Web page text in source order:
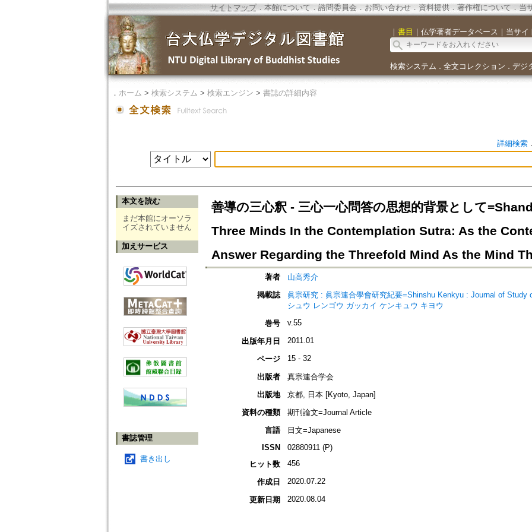
サイトマップ．本館について ． 諮問委員会． お問い合わせ． 資料提供． 著作権について．当
｜ 書目 ｜ 仏学著者データベース ｜ 当サイ
検索システム ． 全文コレクション ． デジ
． ホーム > 検索システム > 検索エンジン > 書誌の詳細内容
詳細検索．
本文を読む
まだ本館にオーソラ
イズされていません
加えサービス
書誌管理
書き出し
善導の三心釈 - 三心一心問答の思想的背景として
Three Minds In the Contemplation Sutra: As the
Answer Regarding the Threefold Mind As the Mind
著者
山高秀介
掲載誌
眞宗研究 : 眞宗連合學會研究紀要=Shinshu Kenkyu : Journal of Study
シュウ レンゴウ ガッカイ ケンキュウ キヨウ
巻号
v.55
出版年月日 2011.01
ページ 15 - 32
出版者
真宗連合学会
出版地
京都, 日本 [Kyoto, Japan]
資料の種類
期刊論文=Journal Article
言語
日文=Japanese
ISSN
02880911 (P)
ヒット数
456
作成日 2020.07.22
更新日期 2020.08.04